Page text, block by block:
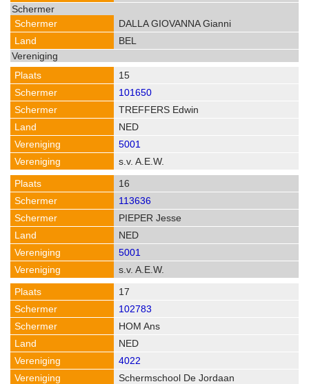
DALLA GIOVANNA Gianni
BEL
15
101650
TREFFERS Edwin
NED
5001
s.v. A.E.W.
16
113636
PIEPER Jesse
NED
5001
s.v. A.E.W.
17
102783
HOM Ans
NED
4022
Schermschool De Jordaan